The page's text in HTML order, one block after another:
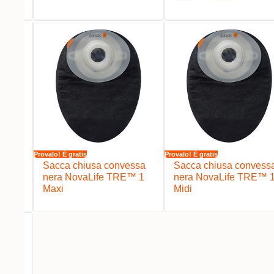
Provalo! È gratis
Sacca chiusa convessa
nera NovaLife TRE™ 1
Maxi
Provalo! È gratis
Sacca chiusa
nera NovaLife TRE™
Midi